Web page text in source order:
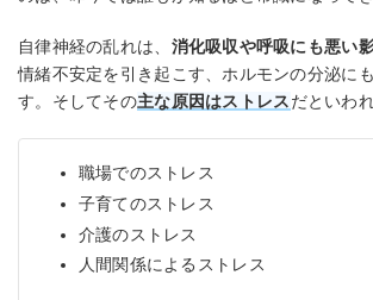
自律神経の乱れは、 消化吸収や呼吸にも悪い
情緒不安定を引き起こす、ホルモンの分泌に
す。そしてその主な原因はストレスだといわ
職場でのストレス
子育てのストレス
介護のストレス
人間関係によるストレス